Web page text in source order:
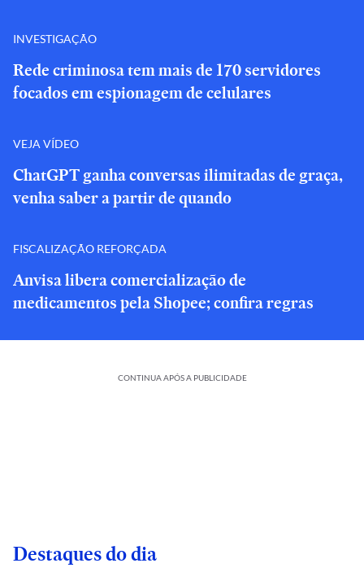
INVESTIGAÇÃO
Rede criminosa tem mais de 170 servidores
focados em espionagem de celulares
VEJA VÍDEO
ChatGPT ganha conversas ilimitadas de graça,
venha saber a partir de quando
FISCALIZAÇÃO REFORÇADA
Anvisa libera comercialização de
medicamentos pela Shopee; confira regras
CONTINUA APÓS A PUBLICIDADE
Destaques do dia